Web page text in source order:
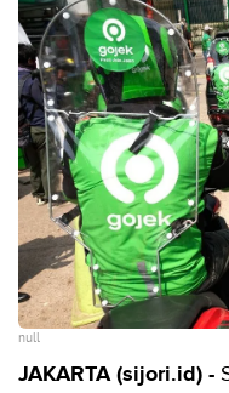
null
JAKARTA (sijori.id) -